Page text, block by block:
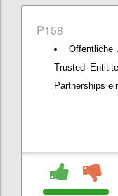
P158
Öffentliche
Trusted
Partnerships